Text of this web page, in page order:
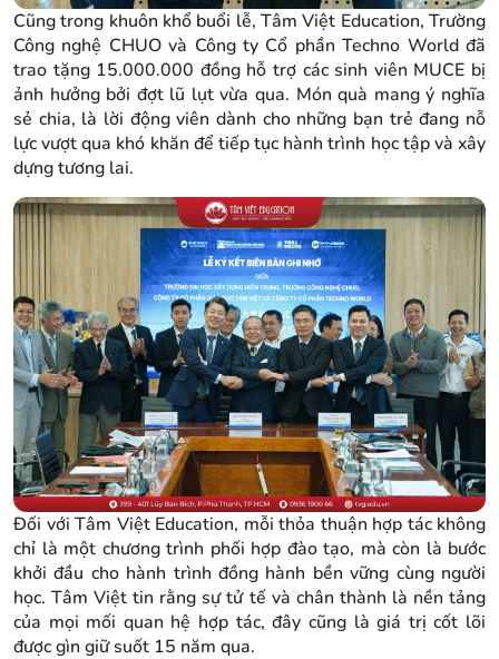
Cũng trong khuôn khổ buổi lễ, Tâm Việt Education, Trường
Công nghệ CHUO và Công ty Cổ phần Techno World đã
trao tặng 15.000.000 đồng hỗ trợ các sinh viên MUCE bị
ảnh hưởng bởi đợt lũ lụt vừa qua. Món quà mang ý nghĩa
sẻ chia, là lời động viên dành cho những bạn trẻ đang nỗ
lực vượt qua khó khăn để tiếp tục hành trình học tập và xây
dựng tương lai.
Đối với Tâm Việt Education, mỗi thỏa thuận hợp tác không
chỉ là một chương trình phối hợp đào tạo, mà còn là bước
khởi đầu cho hành trình đồng hành bền vững cùng người
học. Tâm Việt tin rằng sự tử tế và chân thành là nền tảng
của mọi mối quan hệ hợp tác, đây cũng là giá trị cốt lõi
được gìn giữ suốt 15 năm qua.